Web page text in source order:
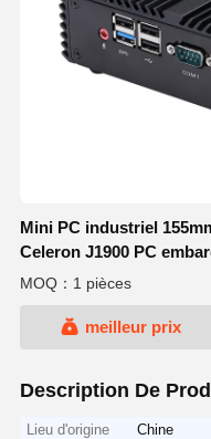
Mini PC industriel
Celeron J1900 PC
MOQ：1 pièces
meilleur prix
Description De
Lieu d'origine
Chine